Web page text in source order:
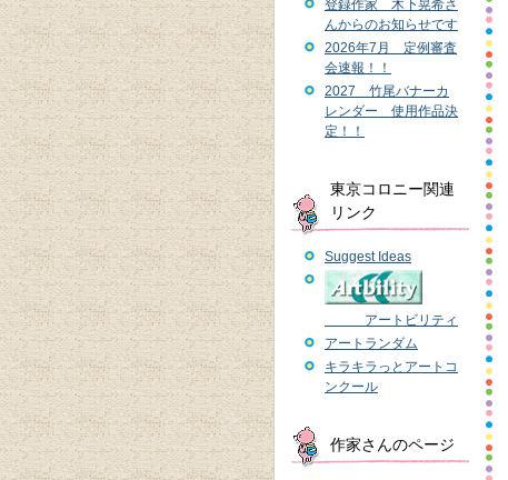
登録作家 木下晃希さ
んからのお知らせです
2026年7月 定例審査
会速報！！
2027 竹尾バナーカ
レンダー 使用作品決
定！！
東京コロニー関連
リンク
Suggest Ideas
アートビリティ
アートランダム
キラキラっとアートコ
ンクール
作家さんのページ